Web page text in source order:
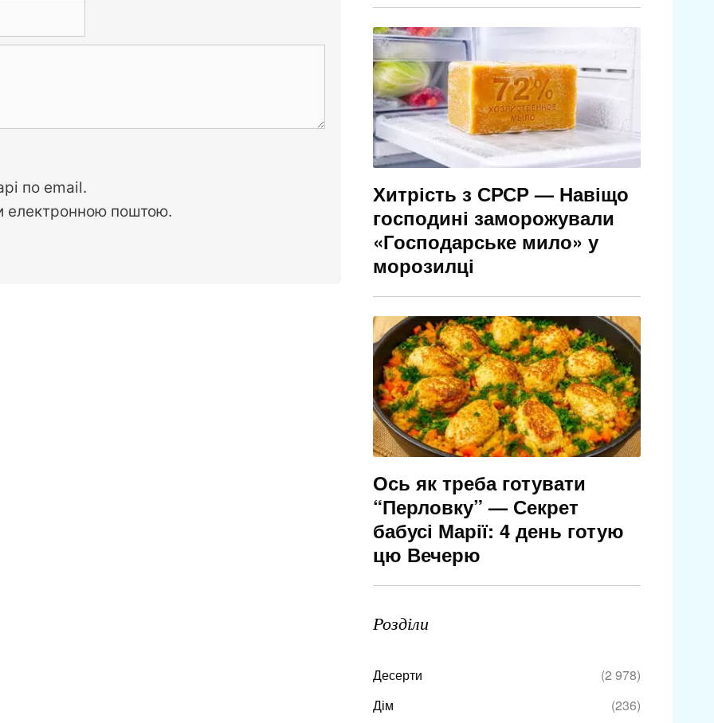
по email.
електронною поштою.
Хитрість з СРСР — Навіщо
господині заморожували
«Господарське мило» у
морозилці
Ось як треба готувати
“Перловку” — Секрет
бабусі Марії: 4 день готую
цю Вечерю
Розділи
Десерти
(2 978)
Дім
(236)